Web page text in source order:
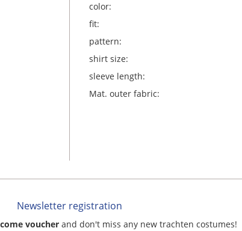
color:
fit:
pattern:
shirt size:
sleeve length:
Mat. outer fabric:
Newsletter registration
voucher and don't miss any new trachten costumes!